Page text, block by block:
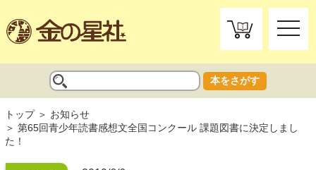
toggle
本をさがす
トップ
お知らせ
第65回青少年読書感想文全国コンクール 課題図書に決定しまし
た！